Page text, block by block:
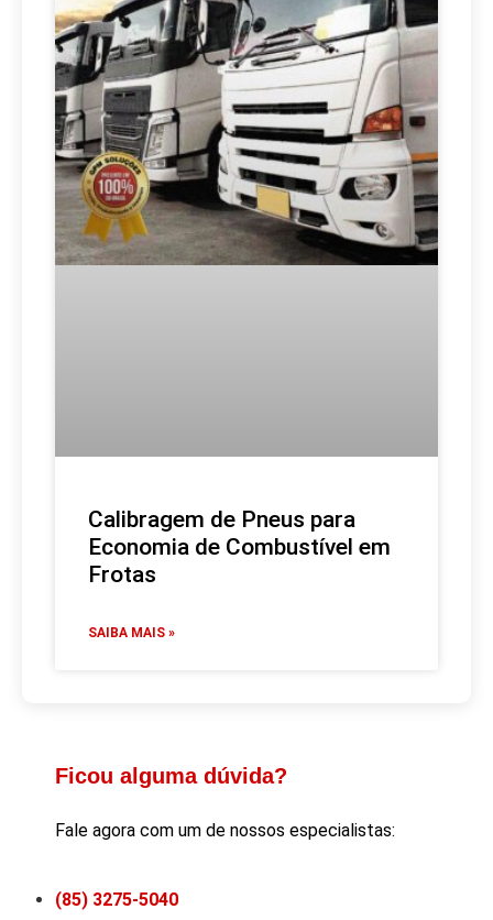
Calibragem de Pneus para
Economia de Combustível em
Frotas
SAIBA MAIS »
Ficou alguma dúvida?
Fale agora com um de nossos especialistas:
(85) 3275-5040